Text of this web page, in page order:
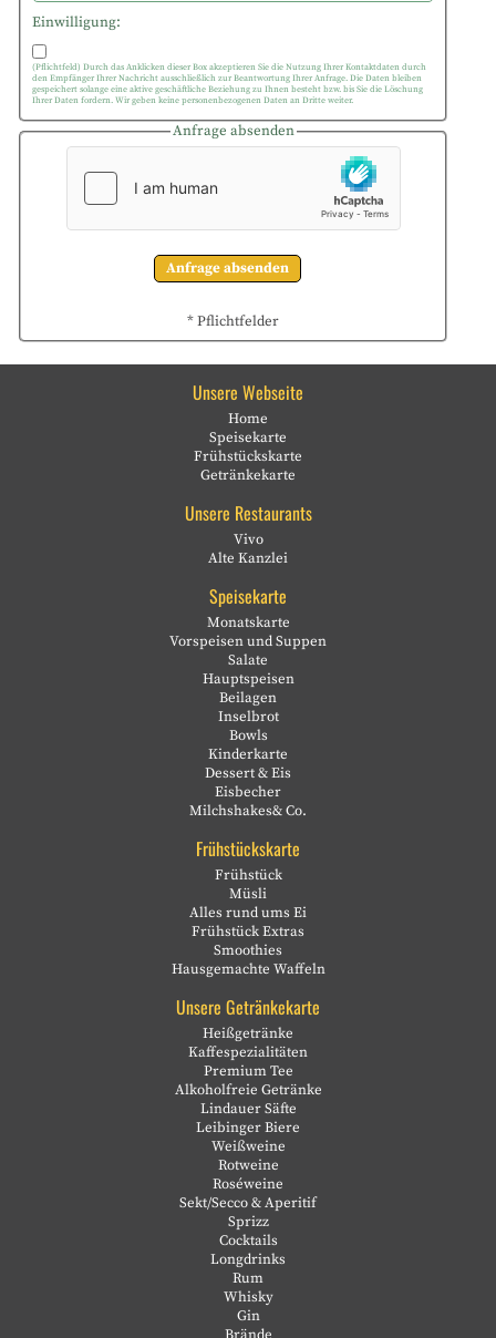
Einwilligung:
(Pflichtfeld) Durch das Anklicken dieser Box akzeptieren Sie die Nutzung Ihrer Kontaktdaten durch
den Empfänger Ihrer Nachricht ausschließlich zur Beantwortung Ihrer Anfrage. Die Daten bleiben
gespeichert solange eine aktive geschäftliche Beziehung zu Ihnen besteht bzw. bis Sie die Löschung
Ihrer Daten fordern. Wir geben keine personenbezogenen Daten an Dritte weiter.
Anfrage absenden
* Pflichtfelder
Unsere Webseite
Home
Speisekarte
Frühstückskarte
Getränkekarte
Unsere Restaurants
Vivo
Alte Kanzlei
Speisekarte
Monatskarte
Vorspeisen und Suppen
Salate
Hauptspeisen
Beilagen
Inselbrot
Bowls
Kinderkarte
Dessert & Eis
Eisbecher
Milchshakes& Co.
Frühstückskarte
Frühstück
Müsli
Alles rund ums Ei
Frühstück Extras
Smoothies
Hausgemachte Waffeln
Unsere Getränkekarte
Heißgetränke
Kaffespezialitäten
Premium Tee
Alkoholfreie Getränke
Lindauer Säfte
Leibinger Biere
Weißweine
Rotweine
Roséweine
Sekt/Secco & Aperitif
Sprizz
Cocktails
Longdrinks
Rum
Whisky
Gin
Brände